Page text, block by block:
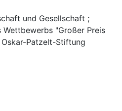
und Gesellschaft ;
"Großer Preis
Patzelt-Stiftung